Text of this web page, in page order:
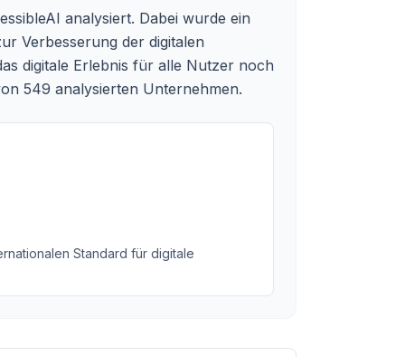
analysiert. Dabei wurde ein
Verbesserung der digitalen
digitale Erlebnis für alle Nutzer noch
549 analysierten Unternehmen.
Standard für digitale